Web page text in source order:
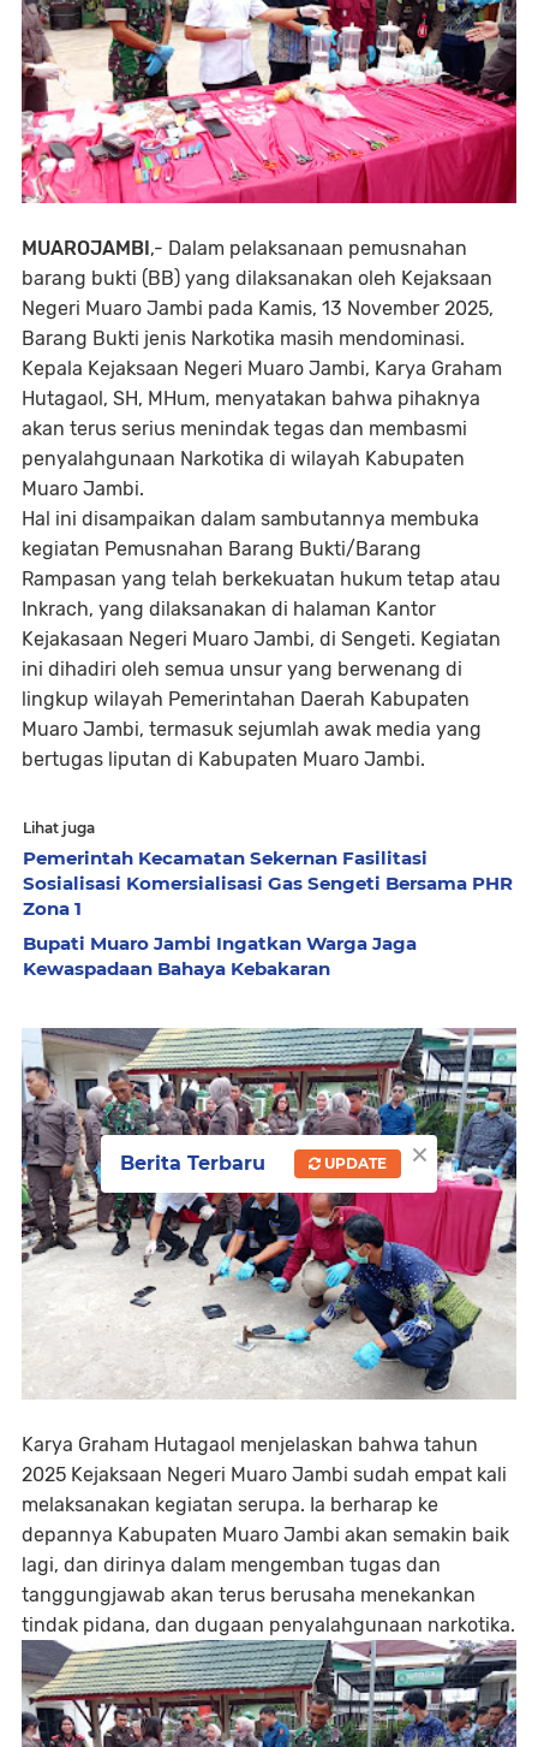
MUAROJAMBI,- Dalam pelaksanaan pemusnahan
barang bukti (BB) yang dilaksanakan oleh Kejaksaan
Negeri Muaro Jambi pada Kamis, 13 November 2025,
Barang Bukti jenis Narkotika masih mendominasi.
Kepala Kejaksaan Negeri Muaro Jambi, Karya Graham
Hutagaol, SH, MHum, menyatakan bahwa pihaknya
akan terus serius menindak tegas dan membasmi
penyalahgunaan Narkotika di wilayah Kabupaten
Muaro Jambi.
Hal ini disampaikan dalam sambutannya membuka
kegiatan Pemusnahan Barang Bukti/Barang
Rampasan yang telah berkekuatan hukum tetap atau
Inkrach, yang dilaksanakan di halaman Kantor
Kejakasaan Negeri Muaro Jambi, di Sengeti. Kegiatan
ini dihadiri oleh semua unsur yang berwenang di
lingkup wilayah Pemerintahan Daerah Kabupaten
Muaro Jambi, termasuk sejumlah awak media yang
bertugas liputan di Kabupaten Muaro Jambi.
Lihat juga
Pemerintah Kecamatan Sekernan Fasilitasi
Sosialisasi Komersialisasi Gas Sengeti Bersama PHR
Zona 1
Bupati Muaro Jambi Ingatkan Warga Jaga
Kewaspadaan Bahaya Kebakaran
Karya Graham Hutagaol menjelaskan bahwa tahun
2025 Kejaksaan Negeri Muaro Jambi sudah empat kali
melaksanakan kegiatan serupa. Ia berharap ke
depannya Kabupaten Muaro Jambi akan semakin baik
lagi, dan dirinya dalam mengemban tugas dan
tanggungjawab akan terus berusaha menekankan
tindak pidana, dan dugaan penyalahgunaan narkotika.
×
Berita Terbaru UPDATE